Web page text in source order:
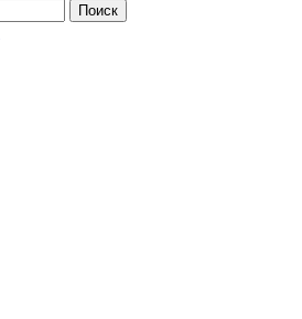
Поиск